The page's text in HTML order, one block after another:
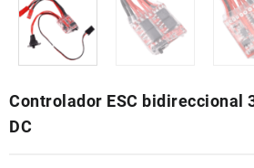
Controlador ESC bidireccional
DC